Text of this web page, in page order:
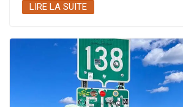
LIRE LA SUITE